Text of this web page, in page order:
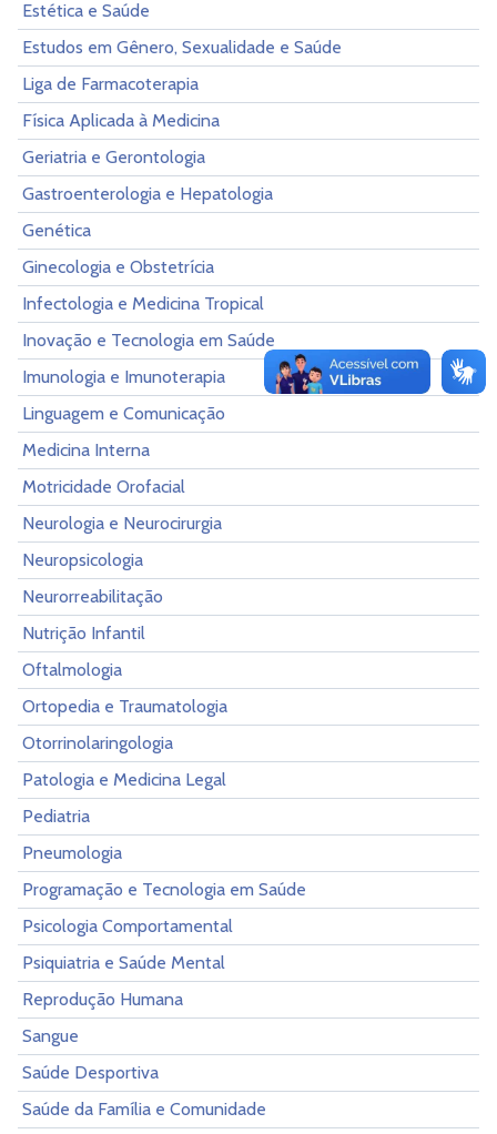
Estética e Saúde
Estudos em Gênero, Sexualidade e Saúde
Liga de Farmacoterapia
Física Aplicada à Medicina
Geriatria e Gerontologia
Gastroenterologia e Hepatologia
Genética
Ginecologia e Obstetrícia
Infectologia e Medicina Tropical
Inovação e Tecnologia em Saúde
Imunologia e Imunoterapia
Linguagem e Comunicação
Medicina Interna
Motricidade Orofacial
Neurologia e Neurocirurgia
Neuropsicologia
Neurorreabilitação
Nutrição Infantil
Oftalmologia
Ortopedia e Traumatologia
Otorrinolaringologia
Patologia e Medicina Legal
Pediatria
Pneumologia
Programação e Tecnologia em Saúde
Psicologia Comportamental
Psiquiatria e Saúde Mental
Reprodução Humana
Sangue
Saúde Desportiva
Saúde da Família e Comunidade